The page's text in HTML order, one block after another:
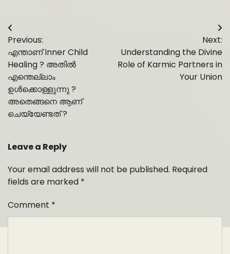
Post
navigation
Previous:
എന്താണ് Inner Child
Healing ? അതിൽ
എന്തെല്ലാം
ഉൾക്കൊള്ളുന്നു ?
അതെങ്ങനെ ആണ്
ചെയ്യേണ്ടത് ?
Next:
Understanding the Divine
Role of Karmic Partners in
Your Union
Leave a Reply
Your email address will not be published. Required
fields are marked *
Comment *